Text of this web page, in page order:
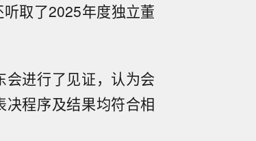
取了2025年度独立董
进行了见证，认为会
程序及结果均符合相